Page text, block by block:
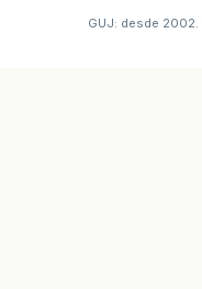
GUJ: desde 2002.